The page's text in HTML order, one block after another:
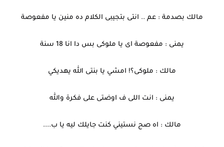
مالك بصدمة : عم .. انتى بتجيبى الكلام ده منين يا مفعوصة
يمنى : مفعوصة اى يا ملوكى بس دا انا 18 سنة
مالك : ملوكى؟! امشي يا بنتى الله يهديكي
يمنى : انت اللى ف اوضتى على فكرة والله
مالك : اه صح نستيني كنت جايلك ليه يا ب....